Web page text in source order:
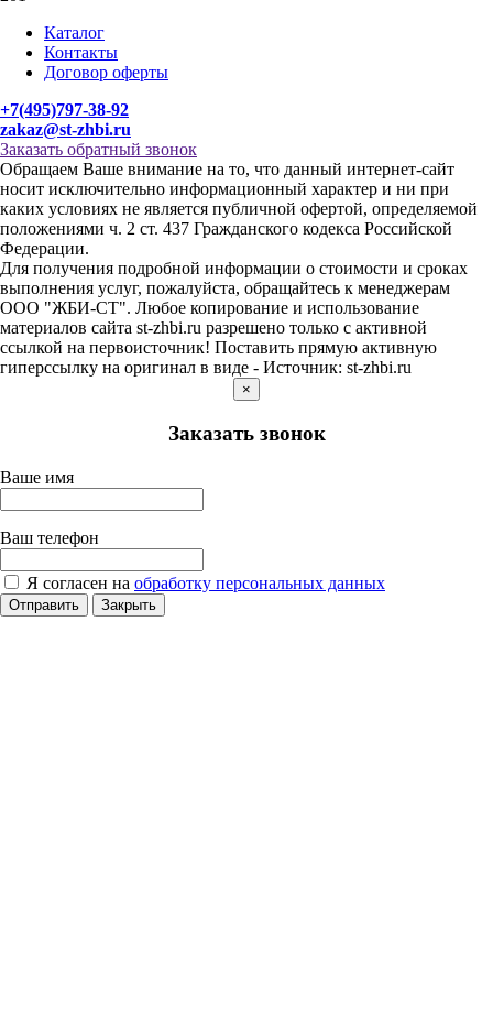
Каталог
Контакты
Договор оферты
+7(495)797-38-92
zakaz@st-zhbi.ru
Заказать обратный звонок
Обращаем Ваше внимание на то, что данный интернет-сайт
носит исключительно информационный характер и ни при
каких условиях не является публичной офертой, определяемой
положениями ч. 2 ст. 437 Гражданского кодекса Российской
Федерации.
Для получения подробной информации о стоимости и сроках
выполнения услуг, пожалуйста, обращайтесь к менеджерам
ООО "ЖБИ-СТ". Любое копирование и использование
материалов сайта st-zhbi.ru разрешено только с активной
ссылкой на первоисточник! Поставить прямую активную
гиперссылку на оригинал в виде - Источник: st-zhbi.ru
×
Заказать звонок
Ваше имя
Ваш телефон
Я согласен на обработку персональных данных
Отправить Закрыть